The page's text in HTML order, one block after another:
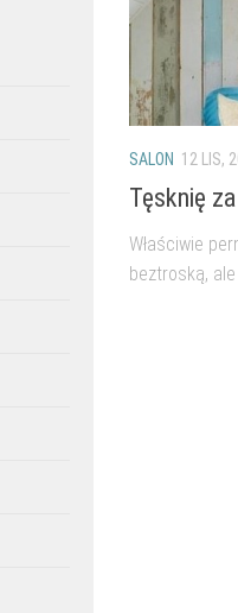
SALON 12 LIS,
Tęsknię
Właściwie
beztroską,